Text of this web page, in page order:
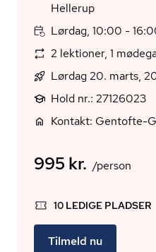
Hellerup
Lørdag, 10:00 -
2 lektioner, 1
Lørdag 20. marts,
Hold nr.: 27126023
Kontakt: Gentofte-
995 kr. /person
10 LEDIGE PLADSER
Tilmeld nu